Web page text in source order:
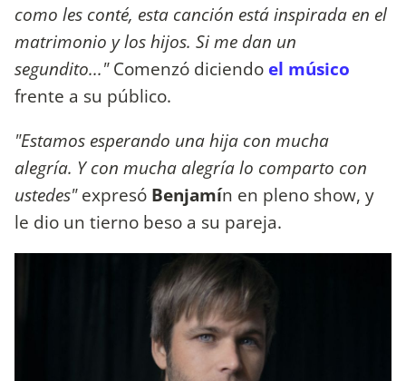
como les conté, esta canción está inspirada en el
matrimonio y los hijos. Si me dan un
segundito..."Comenzó diciendo el músico
frente a su público.
"Estamos esperando una hija con mucha
alegría. Y con mucha alegría lo comparto con
ustedes"expresó Benjamín en pleno show, y
le dio un tierno beso a su pareja.